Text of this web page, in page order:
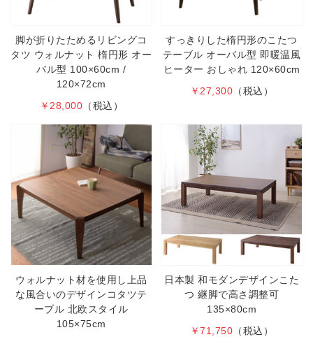
脚が折りたためるリビングコ
タツ ウォルナット 楕円形 オー
バル型 100×60cm /
120×72cm
￥28,000 （税込）
すっきりした楕円形のこたつ
テーブル オーバル型 即暖温風
ヒーター おしゃれ 120×60cm
￥27,300 （税込）
ウォルナット材を使用し上品
な風合いのデザインコタツテ
ーブル 北欧スタイル
105×75cm
日本製 和モダンデザインこた
つ 継脚で高さ調整可
135×80cm
￥71,750 （税込）